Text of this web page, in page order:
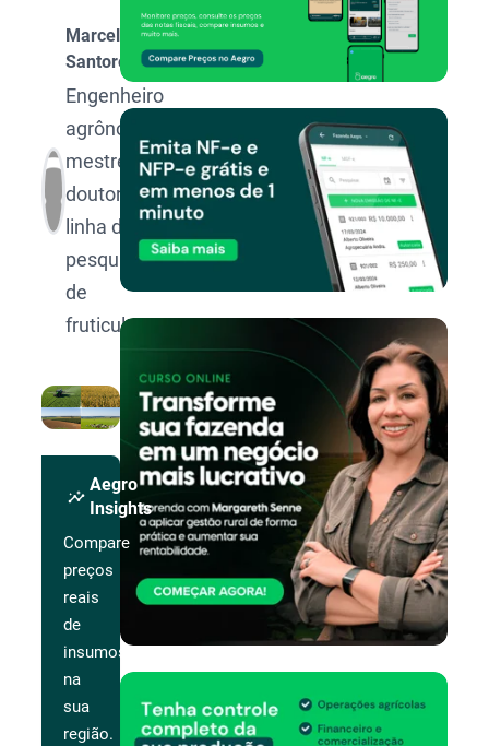
Marcelo
Santoro
Engenheiro
agrônomo,
mestre e
doutor na
linha de
pesquisa
de
fruticultura.
insights
Aegro
Insights
Compare
preços
reais
de
insumos
na
sua
região.